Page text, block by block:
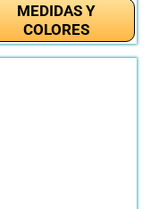
MEDIDAS Y
COLORES